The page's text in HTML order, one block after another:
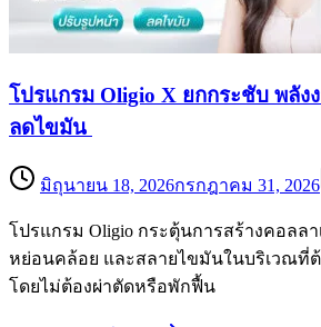
โปรแกรม Oligio X ยกกระชับ พลัง
ลดไขมัน
มิถุนายน 18, 2026กรกฎาคม 31, 2026
โปรแกรม Oligio กระตุ้นการสร้างคอลล
หย่อนคล้อย และสลายไขมันในบริเวณที่
โดยไม่ต้องผ่าตัดหรือพักฟื้น